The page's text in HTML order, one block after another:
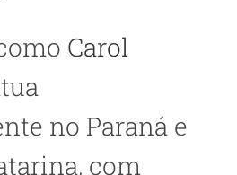
Carol
no Paraná e
com